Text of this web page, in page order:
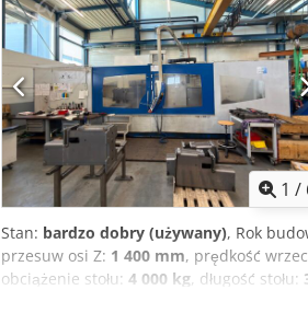
1 /
Stan: bardzo dobry (używany), Rok
przesuw osi Z: 1 400 mm, prędkość
obciążenie stołu: 4 000 kg, długość stołu: